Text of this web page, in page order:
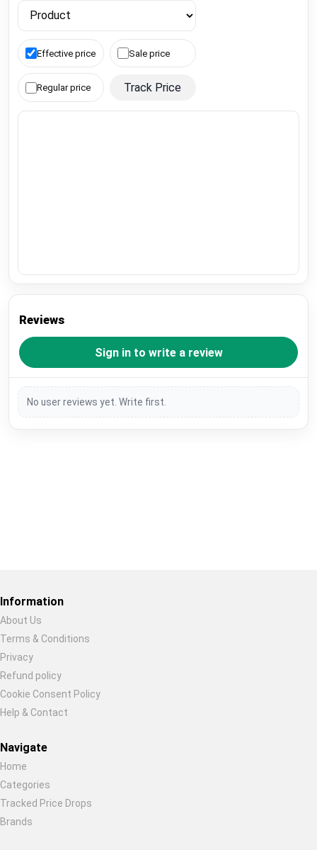
Effective price Sale price
Regular price Track Price
Reviews
Sign in to write a review
No user reviews yet. Write first.
Information
About Us
Terms & Conditions
Privacy
Refund policy
Cookie Consent Policy
Help & Contact
Navigate
Home
Categories
Tracked Price Drops
Brands